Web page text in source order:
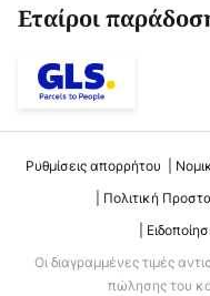
Εταίροι
Ρυθμίσεις απορρήτου
Πολιτική
Οι διαγραμμένες τιμές
πώλησης του